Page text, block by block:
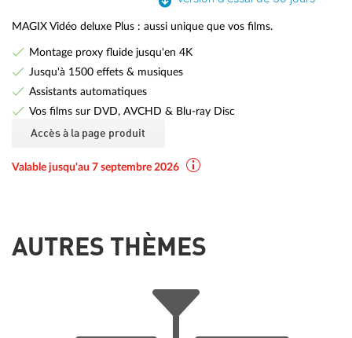
MAGIX Vidéo deluxe Plus : aussi unique que vos films.
Montage proxy fluide jusqu'en 4K
Jusqu'à 1500 effets & musiques
Assistants automatiques
Vos films sur DVD, AVCHD & Blu-ray Disc
Accès à la page produit
Valable jusqu'au 7 septembre 2026
AUTRES THÈMES